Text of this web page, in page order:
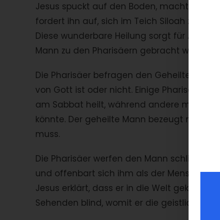
Jesus spuckt auf den Boden, macht
fordert ihn auf, sich im Teich Siloah zu
Diese wunderbare Heilung sorgt für
Mann zu den Pharisäern gebracht wird,
Die Pharisäer befragen den Geheilten und
von Gott ist oder nicht. Einige Pharisäer
am Sabbat heilt, während andere meinen,
könnte. Der geheilte Mann bezeugt mutig,
muss.
Die Pharisäer werfen den Mann schließlich
und offenbart sich ihm als der
Jesus erklärt, dass er in die Welt
Sehenden blind, womit er die geistliche